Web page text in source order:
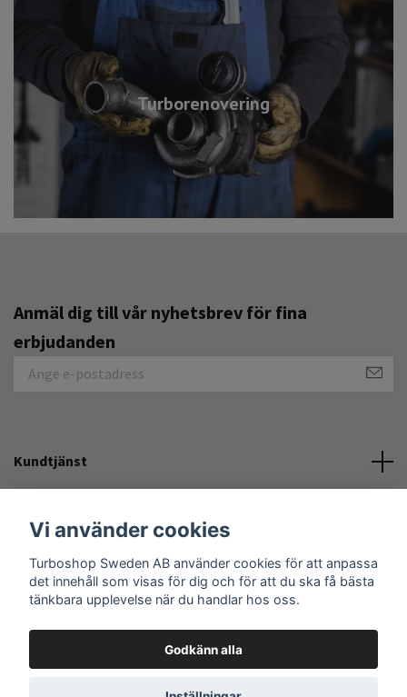
Turborenovering
Anmäl dig till vår nyhetsbrev för fina
erbjudanden
Kundtjänst
Sociala medier
© 2026 Turboshop Sweden AB
Vi använder cookies
Turboshop Sweden AB använder cookies för att anpassa
det innehåll som visas för dig och för att du ska få bästa
tänkbara upplevelse när du handlar hos oss.
Godkänn alla